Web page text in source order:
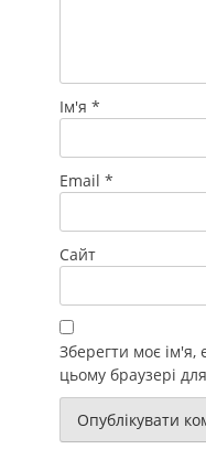
Ім'я *
Email *
Сайт
Зберегти моє ім'я,
цьому браузері